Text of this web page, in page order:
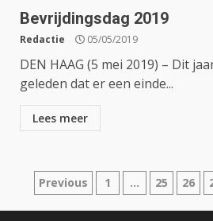
Bevrijdingsdag 2019
Redactie 05/05/2019
DEN HAAG (5 mei 2019) – Dit
geleden dat er een einde...
Lees meer
Berichtnavigatie
Previous 1 … 25 26